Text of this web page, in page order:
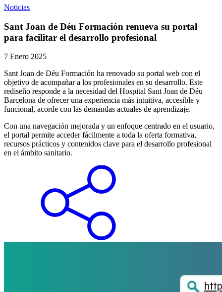
Noticias
Sant Joan de Déu Formación renueva su portal
para facilitar el desarrollo profesional
7 Enero 2025
Sant Joan de Déu Formación ha renovado su portal web con el
objetivo de acompañar a los profesionales en su desarrollo. Este
rediseño responde a la necesidad del Hospital Sant Joan de Déu
Barcelona de ofrecer una experiencia más intuitiva, accesible y
funcional, acorde con las demandas actuales de aprendizaje.
Con una navegación mejorada y un enfoque centrado en el usuario,
el portal permite acceder fácilmente a toda la oferta formativa,
recursos prácticos y contenidos clave para el desarrollo profesional
en el ámbito sanitario.